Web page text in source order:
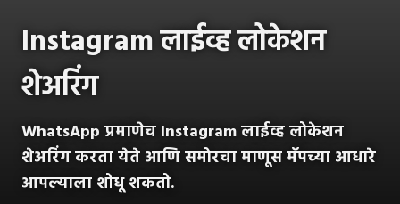
Instagram लाईव्ह लोकेशन
शेअरिंग
WhatsApp प्रमाणेच Instagram लाईव्ह लोकेशन
शेअरिंग करता येते आणि समोरचा माणूस मॅपच्या आधारे
आपल्याला शोधू शकतो.